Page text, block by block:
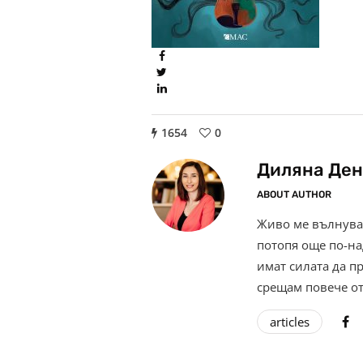
1654 0
Диляна
ABOUT AUTHOR
Живо ме вълнува
потопя още по-
имат силата да
срещам повече
articles